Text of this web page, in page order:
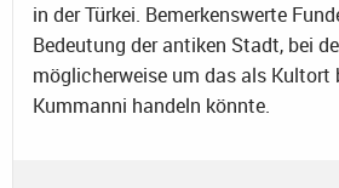
in der Türkei. Bemerkenswerte
Bedeutung der antiken Stadt, bei
möglicherweise um das als Kultort
Kummanni handeln könnte.